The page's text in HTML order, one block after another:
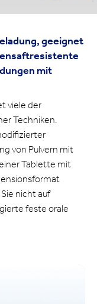
geeignet
mit
viele der
Techniken.
von Pulvern mit
Tablette mit
nicht auf
feste orale